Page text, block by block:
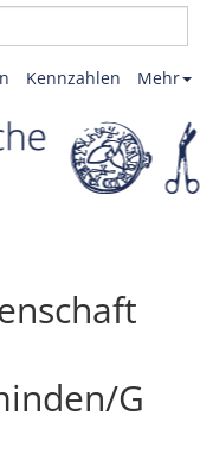
Mehr
Kennzahlen
G